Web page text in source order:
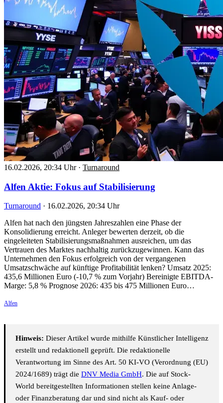
16.02.2026, 20:34 Uhr · Turnaround
Alfen Aktie: Fokus auf Stabilisierung
Turnaround · 16.02.2026, 20:34 Uhr
Alfen hat nach den jüngsten Jahreszahlen eine Phase der
Konsolidierung erreicht. Anleger bewerten derzeit, ob die
eingeleiteten Stabilisierungsmaßnahmen ausreichen, um das
Vertrauen des Marktes nachhaltig zurückzugewinnen. Kann das
Unternehmen den Fokus erfolgreich von der vergangenen
Umsatzschwäche auf künftige Profitabilität lenken? Umsatz 2025:
435,6 Millionen Euro (-10,7 % zum Vorjahr) Bereinigte EBITDA-
Marge: 5,8 % Prognose 2026: 435 bis 475 Millionen Euro…
Alfen
Hinweis: Dieser Artikel wurde mithilfe Künstlicher Intelligenz
erstellt und redaktionell geprüft. Die redaktionelle
Verantwortung im Sinne des Art. 50 KI-VO (Verordnung (EU)
2024/1689) trägt die DNV Media GmbH. Die auf Stock-
World bereitgestellten Informationen stellen keine Anlage-
oder Finanzberatung dar und sind nicht als Kauf- oder